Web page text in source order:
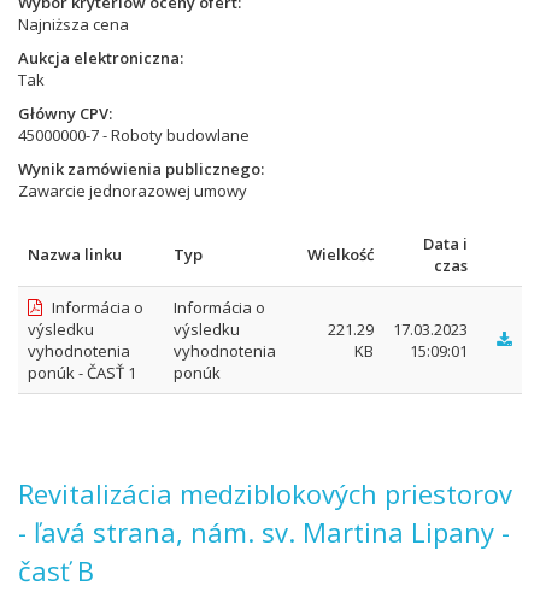
Najniższa cena
Aukcja elektroniczna
Tak
Główny CPV
45000000-7 - Roboty budowlane
Wynik zamówienia publicznego
Zawarcie jednorazowej umowy
Nazwa linku Typ Wielkość
Data i
czas
Informácia o
výsledku
vyhodnotenia
ponúk - ČASŤ 1
Informácia o
výsledku
vyhodnotenia
ponúk
221.29
KB
17.03.2023
15:09:01
Revitalizácia medziblokových priestorov
- ľavá strana, nám. sv. Martina Lipany -
časť B